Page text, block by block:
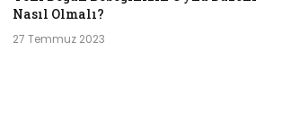
Nasıl Olmalı?
27 Temmuz 2023